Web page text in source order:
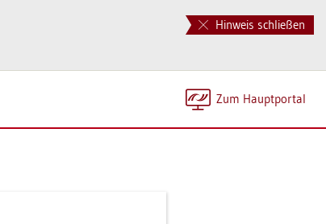
Hinweis schließen
Zum Haupt­por­tal